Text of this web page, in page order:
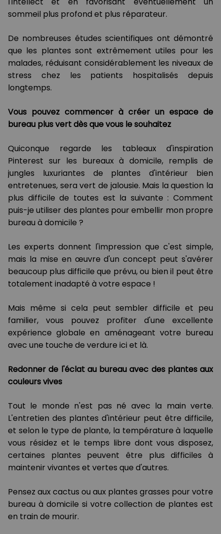
sommeil plus profond et plus réparateur.
De nombreuses études scientifiques ont démontré
que les plantes sont extrêmement utiles pour les
malades, réduisant considérablement les niveaux de
stress chez les patients hospitalisés depuis
longtemps.
Vous pouvez commencer à créer un espace de
bureau plus vert dès que vous le souhaitez
Quiconque regarde les tableaux d'inspiration
Pinterest sur les bureaux à domicile, remplis de
jungles luxuriantes de plantes d'intérieur bien
entretenues, sera vert de jalousie. Mais la question la
plus difficile de toutes est la suivante : Comment
puis-je utiliser des plantes pour embellir mon propre
bureau à domicile ?
Les experts donnent l'impression que c'est simple,
mais la mise en œuvre d'un concept peut s'avérer
beaucoup plus difficile que prévu, ou bien il peut être
totalement inadapté à votre espace !
Mais même si cela peut sembler difficile et peu
familier, vous pouvez profiter d'une excellente
expérience globale en aménageant votre bureau
avec une touche de verdure ici et là.
Redonner de l'éclat au bureau avec des plantes aux
couleurs vives
Tout le monde n'est pas né avec la main verte.
L'entretien des plantes d'intérieur peut être difficile,
et selon le type de plante, la température à laquelle
vous résidez et le temps libre dont vous disposez,
certaines plantes peuvent être plus difficiles à
maintenir vivantes et vertes que d'autres.
Pensez aux cactus ou aux plantes grasses pour votre
bureau à domicile si votre collection de plantes est
en train de mourir.